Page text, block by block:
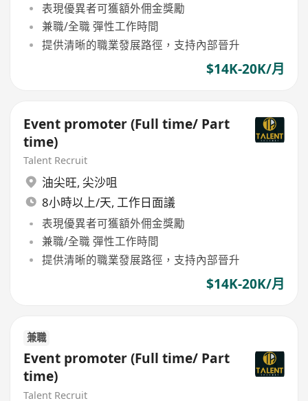
表現優異者可獲額外佣金獎勵
兼職/全職 彈性工作時間
提供清晰的職業發展路徑，支持內部晉升
$14K-20K/月
Event promoter (Full time/ Part
time)
Talent Recruit
油尖旺, 尖沙咀
8小時以上/天, 工作日面議
表現優異者可獲額外佣金獎勵
兼職/全職 彈性工作時間
提供清晰的職業發展路徑，支持內部晉升
$14K-20K/月
兼職
Event promoter (Full time/ Part
time)
Talent Recruit